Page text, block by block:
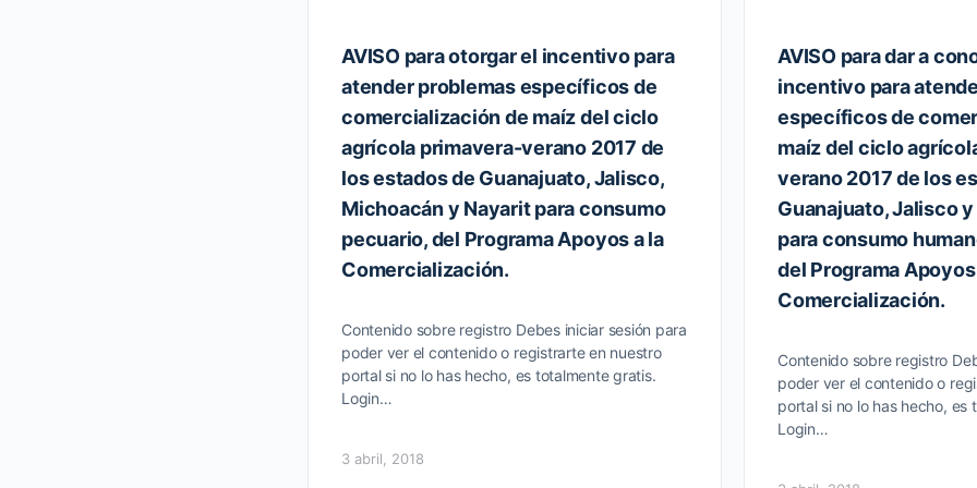
AVISO para otorgar el incentivo para
atender problemas específicos de
comercialización de maíz del ciclo
agrícola primavera-verano 2017 de
los estados de Guanajuato, Jalisco,
Michoacán y Nayarit para consumo
pecuario, del Programa Apoyos a la
Comercialización.
Contenido sobre registro Debes iniciar sesión para
poder ver el contenido o registrarte en nuestro
portal si no lo has hecho, es totalmente gratis.
Login…
3 abril, 2018
AVISO para dar a
incentivo para
específicos de
maíz del ciclo
verano 2017 de los
Guanajuato, Jalisco
para consumo
del Programa Apoyos
Comercialización.
Contenido sobre registro
poder ver el contenido o
portal si no lo has hecho, es
Login…